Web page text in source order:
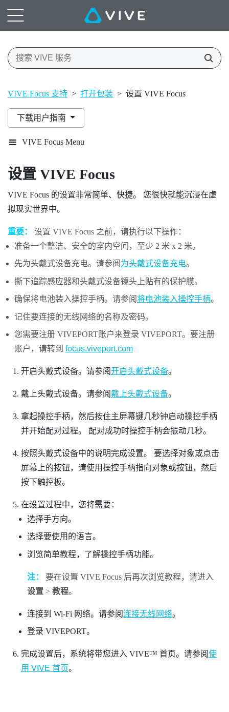
VIVE Focus 支持 > 打开包装 > 设置 VIVE Focus
下载用户指南
VIVE Focus Menu
设置 VIVE Focus
VIVE Focus 的设置非常简单、快捷。 您很快就能沉浸在虚
拟现实世界中。
重要： 设置 VIVE Focus 之前，请执行以下操作：
准备一个整洁、安全的室内空间，至少 2 米 x 2 米。
先为头戴式设备充电。请参阅 为头戴式设备充电。
撕下追踪感应器和头戴式设备镜头上贴有的保护膜。
确保将电池装入操控手柄。请参阅将电池装入操控手柄。
记住要连接的无线网络的名称及密码。
您需要注册 VIVEPORT账户来登录 VIVEPORT。要注册
账户，请转到 focus.viveport.com
开启头戴式设备。请参阅开启头戴式设备。
戴上头戴式设备。请参阅戴上头戴式设备。
拿起操控手柄，然后按住主屏幕键几秒钟启动操控手柄
并开始配对过程。 配对成功时操控手柄会振动几秒。
按照头戴式设备中的说明完成设置。 要选择对象或点击
屏幕上的按钮，请使用操控手柄指向对象或按钮，然后
按下触控板。
在设置过程中，您将需要：
选择手方向。
选择要使用的语言。
浏览简单教程，了解操控手柄功能。
注： 要在设置VIVE Focus 后再次浏览教程，请进入
设置 >教程。
连接到Wi-Fi 网络。请参阅连接无线网络。
登录VIVEPORT。
完成设置后，系统将带您进入 VIVE™ 首页。请参阅使
用 VIVE 首页。